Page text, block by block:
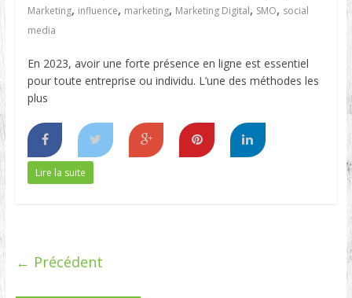
Marketing, influence, marketing, Marketing Digital, SMO, social
media
En 2023, avoir une forte présence en ligne est essentiel
pour toute entreprise ou individu. L’une des méthodes les
plus
Lire la suite
← Précédent